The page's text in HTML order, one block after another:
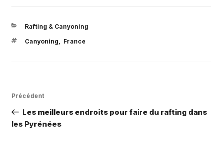
CATÉGORIES
Rafting & Canyoning
ÉTIQUETTES
Canyoning, France
l’article
Article
précédent
Précédent
Les meilleurs endroits pour faire du rafting dans
les Pyrénées